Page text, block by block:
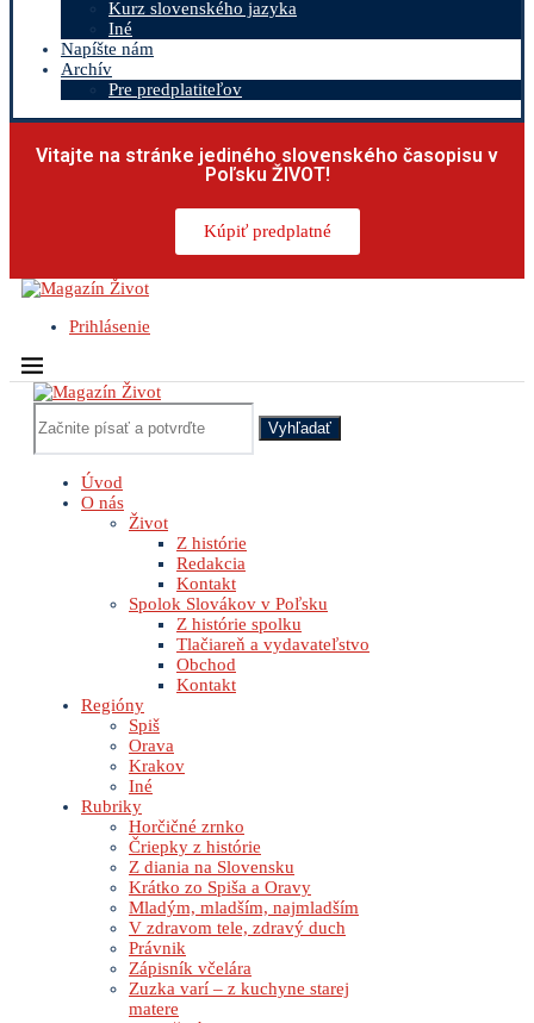
Kurz slovenského jazyka
Iné
Napíšte nám
Archív
Pre predplatiteľov
Vitajte na stránke jediného slovenského časopisu v
Poľsku ŽIVOT!
Kúpiť predplatné
Prihlásenie
Vyhľadať
Úvod
O nás
Život
Z histórie
Redakcia
Kontakt
Spolok Slovákov v Poľsku
Z histórie spolku
Tlačiareň a vydavateľstvo
Obchod
Kontakt
Regióny
Spiš
Orava
Krakov
Iné
Rubriky
Horčičné zrnko
Čriepky z histórie
Z diania na Slovensku
Krátko zo Spiša a Oravy
Mladým, mladším, najmladším
V zdravom tele, zdravý duch
Právnik
Zápisník včelára
Zuzka varí – z kuchyne starej
matere